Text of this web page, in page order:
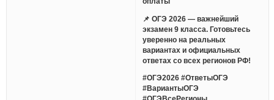
📌 ОГЭ 2026 — важнейший
экзамен 9 класса. Готовьтесь
уверенно на реальных
вариантах и официальных
ответах со всех регионов РФ!
#ОГЭ2026 #ОтветыОГЭ
#ВариантыОГЭ